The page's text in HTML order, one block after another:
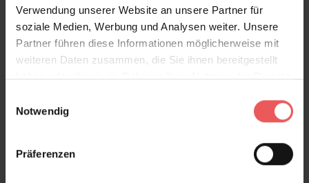
Verwendung unserer Website an unsere Partner für
soziale Medien, Werbung und Analysen weiter. Unsere
Partner führen diese Informationen möglicherweise mit
weiteren Daten zusammen, die Sie ihnen bereitgestellt
haben oder die sie im Rahmen Ihrer Nutzung der Dienste
Notwendig
Präferenzen